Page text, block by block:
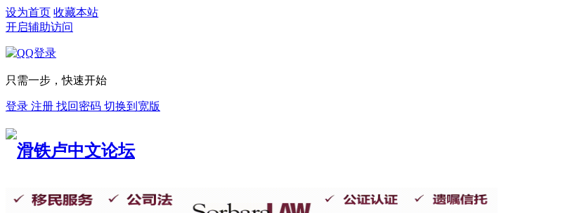
设为首页 收藏本站
开启辅助访问
只需一步，快速开始
登录 注册 找回密码 切换到宽版